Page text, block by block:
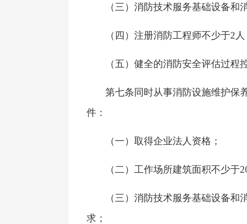
（三）消防技术服务基础设备和
（四）注册消防工程师不少于2
（五）健全的消防安全评估过程
第七条同时从事消防设施维护保
件：
（一）取得企业法人资格；
（二）工作场所建筑面积不少于
（三）消防技术服务基础设备
求；